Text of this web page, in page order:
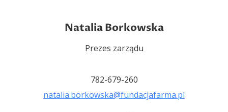
Natalia Borkowska
Prezes zarządu
782-679-260
natalia.borkowska@fundacjafarma.pl